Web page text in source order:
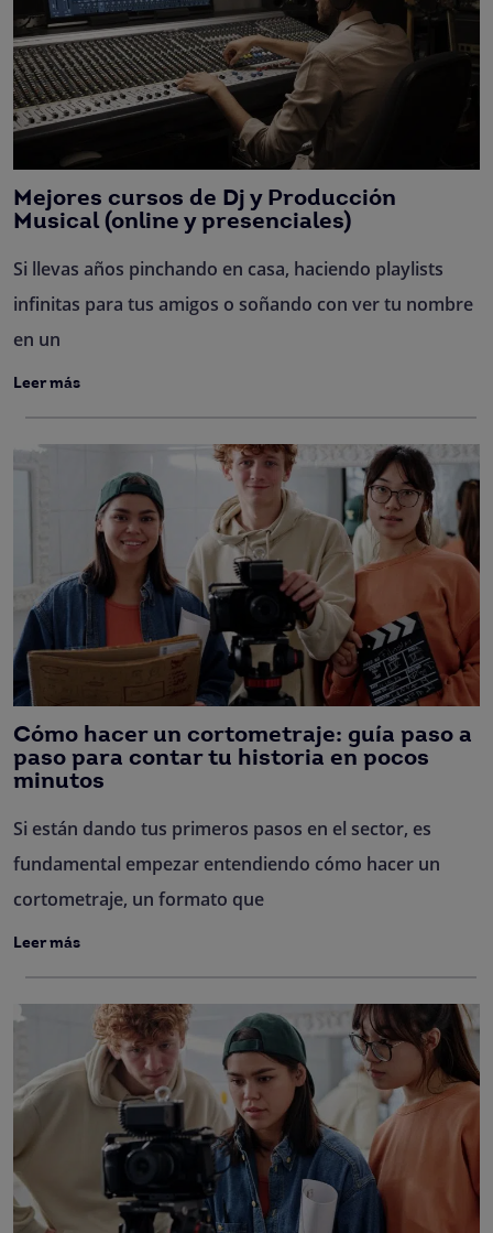
Mejores cursos de Dj y Producción
Musical (online y presenciales)
Si llevas años pinchando en casa, haciendo playlists
infinitas para tus amigos o soñando con ver tu nombre
en un
Leer más
Cómo hacer un cortometraje: guía paso a
paso para contar tu historia en pocos
minutos
Si están dando tus primeros pasos en el sector, es
fundamental empezar entendiendo cómo hacer un
cortometraje, un formato que
Leer más